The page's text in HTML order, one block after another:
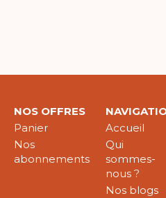
NOS OFFRES
Panier
Nos
abonnements
Accueil
Qui
sommes-
nous ?
Nos blogs